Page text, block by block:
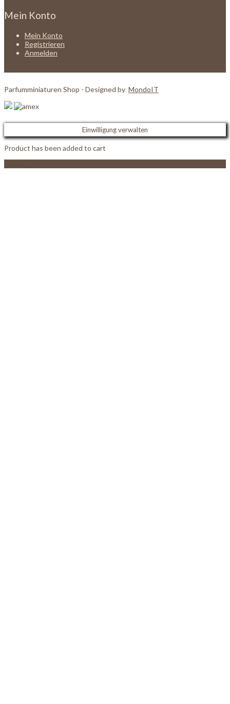
Mein Konto
Mein Konto
Registrieren
Anmelden
Parfumminiaturen Shop - Designed by MondoIT
Einwilligung verwalten
Product has been added to cart